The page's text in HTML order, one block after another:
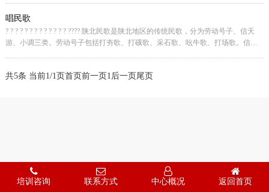
唱民歌
? ? ? ? ? ? ? ? ? ? ? ? ? ???? 陕北民歌是陕北地区的传统民歌，分为劳动号子、信天
游、小调三类。劳动号子包括打夯歌、打硪歌、采石歌、吆牛歌、打场歌。信天
共5条 当前1/1页首页前一页1后一页尾页
培训咨询 联系方式 中心概况 返回首页